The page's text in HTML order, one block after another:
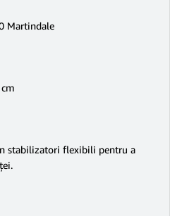
Martindale
stabilizatori flexibili pentru a